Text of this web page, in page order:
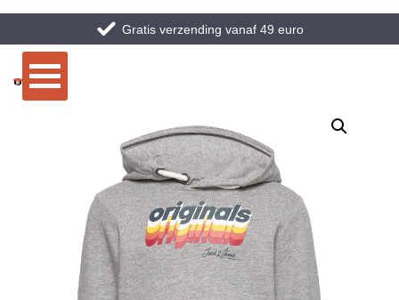
Gratis verzending vanaf 49 euro